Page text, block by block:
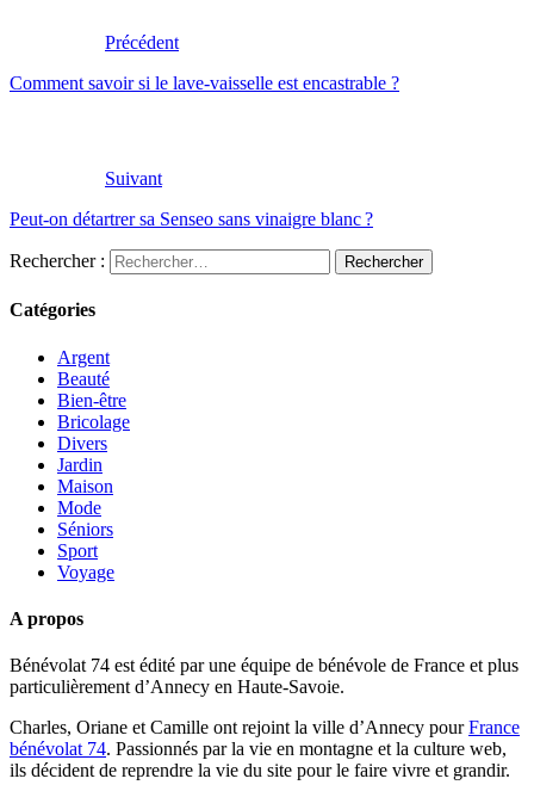
Précédent
Comment savoir si le lave-vaisselle est encastrable ?
Suivant
Peut-on détartrer sa Senseo sans vinaigre blanc ?
Rechercher :
Catégories
Argent
Beauté
Bien-être
Bricolage
Divers
Jardin
Maison
Mode
Séniors
Sport
Voyage
A propos
Bénévolat 74 est édité par une équipe de bénévole de France et plus
particulièrement d’Annecy en Haute-Savoie.
Charles, Oriane et Camille ont rejoint la ville d’Annecy pourFrance
bénévolat 74. Passionnés par la vie en montagne et la culture web,
ils décident de reprendre la vie du site pour le faire vivre et grandir.